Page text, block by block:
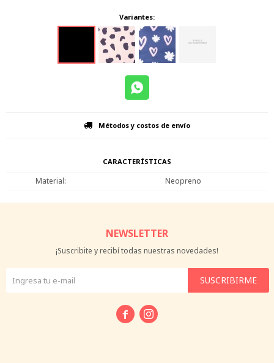
Variantes:
Métodos y costos de envío
CARACTERÍSTICAS
Material Neopreno
NEWSLETTER
¡Suscribite y recibí todas nuestras novedades!
SUSCRIBIRME
 